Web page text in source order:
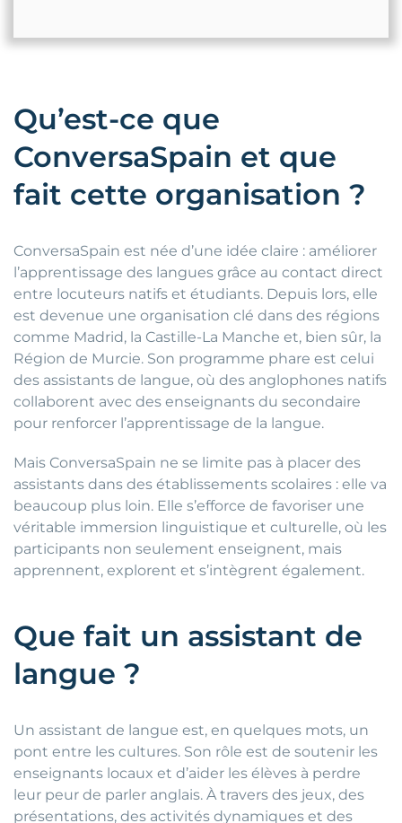
Qu’est-ce que
ConversaSpain et que
fait cette organisation ?
ConversaSpain est née d’une idée claire : améliorer
l’apprentissage des langues grâce au contact direct
entre locuteurs natifs et étudiants. Depuis lors, elle
est devenue une organisation clé dans des régions
comme Madrid, la Castille-La Manche et, bien sûr, la
Région de Murcie. Son programme phare est celui
des assistants de langue, où des anglophones natifs
collaborent avec des enseignants du secondaire
pour renforcer l’apprentissage de la langue.
Mais ConversaSpain ne se limite pas à placer des
assistants dans des établissements scolaires : elle va
beaucoup plus loin. Elle s’efforce de favoriser une
véritable immersion linguistique et culturelle, où les
participants non seulement enseignent, mais
apprennent, explorent et s’intègrent également.
Que fait un assistant de
langue ?
Un assistant de langue est, en quelques mots, un
pont entre les cultures. Son rôle est de soutenir les
enseignants locaux et d’aider les élèves à perdre
leur peur de parler anglais. À travers des jeux, des
présentations, des activités dynamiques et des